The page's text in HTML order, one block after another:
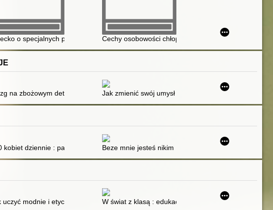
o specjalnych potrzebach edukacyjnychCechy osobowości chłopców z zespołem Downa w
życie : proste ćwiczenia mózgu na każdy dzień. Cz. 2
na zbożowym detoksie : zaskakująca prawda o pszenicy, węglowodanach i cukrze
Jak zmienić swój umysł : czego nowe badania nad
kobiet dziennie : pandemia kobietobójstwaBeze mnie jesteś nikim : przemoc w polskich domach
refleksje nad pozaformalną zmianą w oświacie w trzech ujęciach
uczyć modnie i etycznie? : przewodnik dla nauczycielii wykładowców z zakresu
W świat z klasą : edukacja globalna na zajęciach